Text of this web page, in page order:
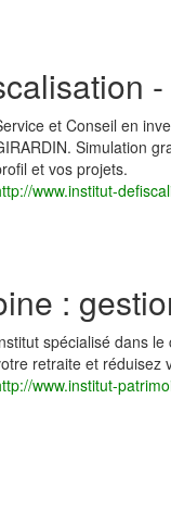
et Conseil en
Simulation
et vos projets.
www.institut-
:
spécialisé dans
retraite et réduisez
www.institut-